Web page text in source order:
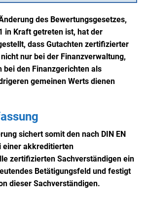
des Bewertungsgesetzes,
in Kraft getreten ist, hat der
dass Gutachten zertifizierter
nur bei der Finanzverwaltung,
bei den Finanzgerichten als
gemeinen Werts dienen
sichert somit den nach DIN EN
einer akkreditierten
zertifizierten Sachverständigen ein
Betätigungsfeld und festigt
dieser Sachverständigen.